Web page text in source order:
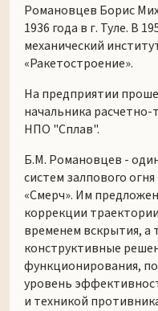
Романовцев Борис
1936 года в г. Туле. В
механический
«Ракетостроение».
На предприятии
начальника расчетно-
НПО "Сплав".
Б.М. Романовцев -
систем залпового
«Смерч». Им
коррекции
временем вскрытия, а
конструктивные
функционирования,
уровень
и техникой